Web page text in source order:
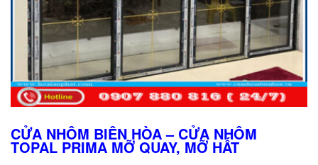
CỬA NHÔM BIÊN HÒA – CỬA NHÔM
TOPAL PRIMA MỠ QUAY, MỠ HẤT